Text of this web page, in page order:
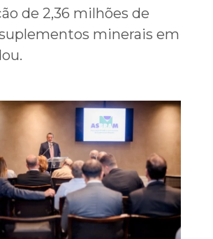
de 2,36 milhões de
minerais em